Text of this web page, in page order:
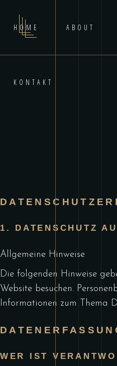
HOME ABOUT
KONTAKT
1. DATENSCHUTZ
Allgemeine Hinweise
Die folgenden Hinweise
Website besuchen.
Informationen zum Thema
WER IST